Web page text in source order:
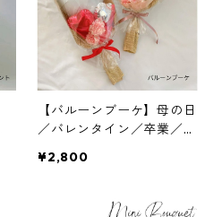
【バルーンブーケ】母の日
／バレンタイン／卒業／誕
¥2,800